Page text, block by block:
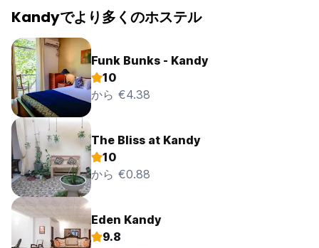
Kandyでより多くのホステル
Funk Bunks - Kandy
10
から €4.38
The Bliss at Kandy
10
から €0.88
Eden Kandy
9.8